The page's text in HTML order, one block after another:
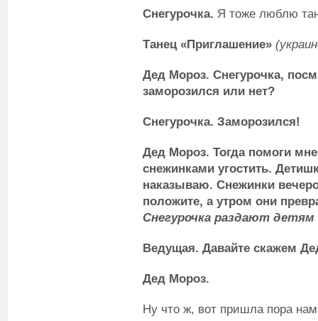
Снегурочка. Я тоже люблю
Танец «Приглашение»
Дед Мороз. Снегурочка,
заморозился или нет?
Снегурочка. Заморозился!
Дед Мороз. Тогда помоги
снежинками угостить.
наказываю. Снежинки
положите, а утром они
Снегурочка раздают детям
Ведущая. Давайте скажем
Дед Мороз.
Ну что ж, вот пришла пора